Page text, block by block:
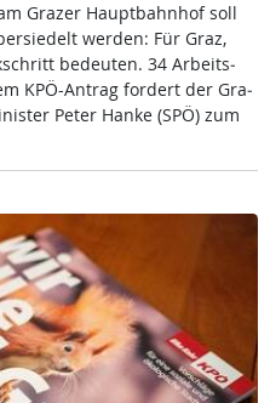
Gra­zer Haupt­bahn­hof soll
wer­den: Für Graz,
be­deu­ten. 34 Ar­beits­
KPÖ-An­trag for­dert der Gra­
Pe­ter Han­ke (SPÖ) zum